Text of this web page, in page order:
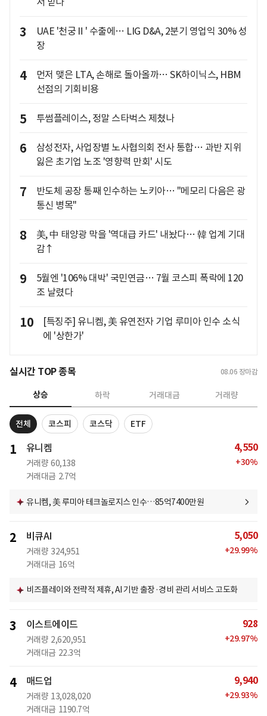
3
UAE '천궁Ⅱ' 수출에… LIG D&A, 2분기 영업익 30% 성
장
4
먼저 맺은 LTA, 손해로 돌아올까… SK하이닉스, HBM
선점의 기회비용
5 투썸플레이스, 정말 스타벅스 제쳤나
6
삼성전자, 사업장별 노사협의회 전사 통합… 과반 지위
잃은 초기업 노조 '영향력 만회' 시도
7
반도체 공장 통째 인수하는 노키아… "메모리 다음은 광
통신 병목"
8
美, 中 태양광 막을 '역대급 카드' 내놨다… 韓 업계 기대
감↑
9
5월엔 '106% 대박' 국민연금… 7월 코스피 폭락에 120
조 날렸다
10
[특징주] 유니켐, 美 유연전자 기업 루미아 인수 소식
에 '상한가'
실시간 TOP 종목 08.06 장마감
상승 하락 거래대금 거래량
전체 코스피 코스닥 ETF
1 유니켐
거래량 60,138
거래대금 2.7억
4,550
+30%
유니켐, 美 루미아 테크놀로지스 인수…85억7400만원
2 비큐AI
거래량 324,951
거래대금 16억
5,050
+29.99%
비즈플레이와 전략적 제휴, AI 기반 출장·경비 관리 서비스 고도화
3 이스트에이드
거래량 2,620,951
거래대금 22.3억
928
+29.97%
4 매드업
거래량 13,028,020
거래대금 1190.7억
9,940
+29.93%